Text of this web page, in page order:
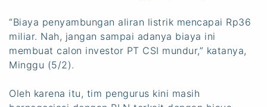
“Biaya penyambungan aliran listrik mencapai Rp36
miliar. Nah, jangan sampai adanya biaya ini
membuat calon investor PT CSI mundur,” katanya,
Minggu (5/2).
Oleh karena itu, tim pengurus kini masih